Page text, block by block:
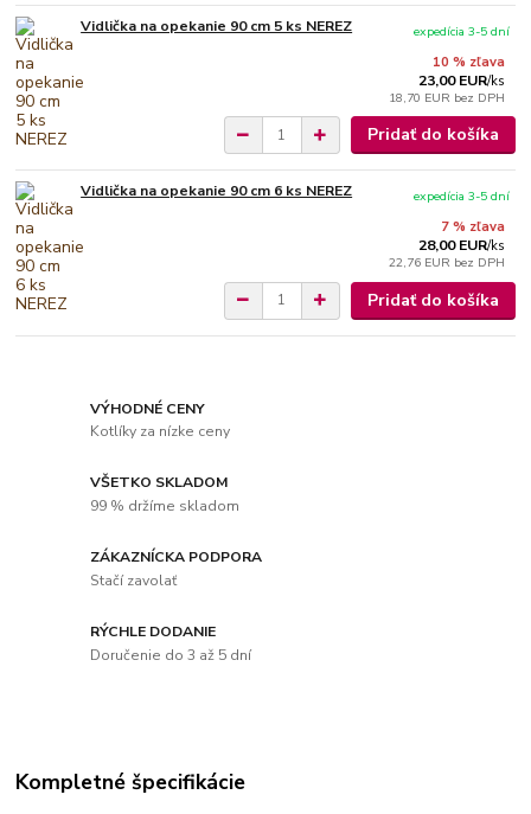
Vidlička na opekanie 90 cm 5 ks NEREZ
10 % zľava
23,00 EUR/ks
18,70 EUR bez DPH
expedícia 3-5 dní
Pridať do košíka
Vidlička na opekanie 90 cm 6 ks NEREZ
7 % zľava
28,00 EUR/ks
22,76 EUR bez DPH
expedícia 3-5 dní
Pridať do košíka
VÝHODNÉ CENY
Kotlíky za nízke ceny
VŠETKO SKLADOM
99 % držíme skladom
ZÁKAZNÍCKA PODPORA
Stačí zavolať
RÝCHLE DODANIE
Doručenie do 3 až 5 dní
Kompletné špecifikácie